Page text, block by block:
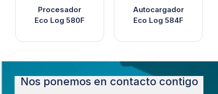
Procesador
Eco Log 580F
Autocargador
Eco Log 584F
Nos ponemos en contacto contigo